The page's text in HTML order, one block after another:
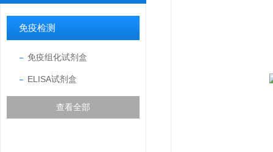
免疫检测
免疫组化试剂盒
ELISA试剂盒
查看全部